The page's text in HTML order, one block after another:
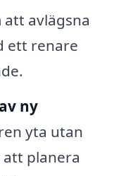
att avlägsna
ett renare
ny
yta utan
planera